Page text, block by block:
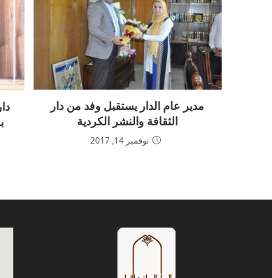
مدير عام الدار يستقبل وفد من دار
الثقافة والنشر الكردية
نوفمبر 14, 2017